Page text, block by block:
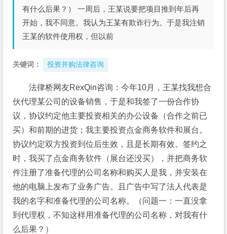
有什么后果？） 一周后，王某说要把项目推到年后再
开始，我不同意。我认为王某有欺诈行为。于是我注销
王某的软件使用权，但以前
关键词： 投资并购法律咨询
法律桥网友RexQin咨询：今年10月，王某找我想合
伙代理某公司的设备销售，于是和我签了一份合作协
议，协议约定他主要投资相关的办公设备（合作之前已
买）和前期的进货；我主要投资点金商务软件和展台。
协议约定双方投资到位后生效，且是长期有效。签约之
时，我买了点金商务软件（展台还没买），并把商务软
件注册了准备代理的公司名称和购买人是我，并安装在
他的电脑上发布了业务广告。且广告中写了法人代表是
我的名字和准备代理的公司名称。（问题一：一直没拿
到代理权，不知这样用准备代理的公司名称，对我有什
么后果？）